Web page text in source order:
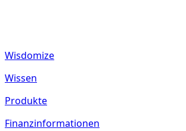
Wisdomize
Wissen
Produkte
Finanzinformationen